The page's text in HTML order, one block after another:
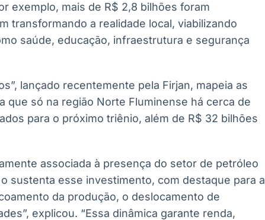
exemplo, mais de R$ 2,8 bilhões foram
transformando a realidade local, viabilizando
saúde, educação, infraestrutura e segurança
lançado recentemente pela Firjan, mapeia as
que só na região Norte Fluminense há cerca de
para o próximo triênio, além de R$ 32 bilhões
associada à presença do setor de petróleo
sustenta esse investimento, com destaque para a
da produção, o deslocamento de
explicou. “Essa dinâmica garante renda,